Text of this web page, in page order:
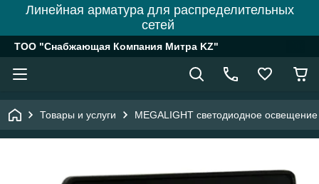
Линейная арматура для распределительных
сетей
ТОО "Снабжающая Компания Митра KZ"
Товары и услуги MEGALIGHT светодиодное освещение